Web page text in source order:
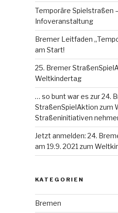
Temporäre Spielstraßen
Infoveranstaltung
Bremer Leitfaden
am Start!
25. Bremer
Weltkindertag
… so bunt war es zur 24.
StraßenSpielAktion zum
Straßeninitiativen
Jetzt anmelden: 24.
am 19.9. 2021 zum
KATEGORIEN
Bremen